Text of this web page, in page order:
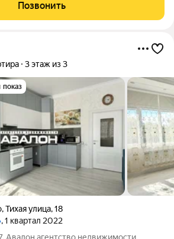
Позвонить
3 этаж из 3
показ
,Тихая улица,18
, 1 квартал 2022